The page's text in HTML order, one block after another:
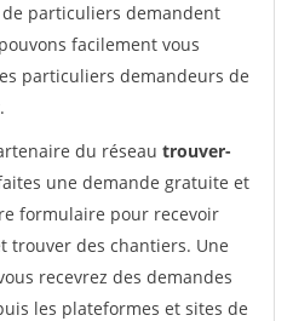
particuliers demandent
facilement vous
particuliers demandeurs de
du réseau trouver-
une demande gratuite et
formulaire pour recevoir
trouver des chantiers. Une
recevrez des demandes
les plateformes et sites de